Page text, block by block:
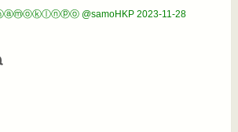
@samoHKP 2023-11-28